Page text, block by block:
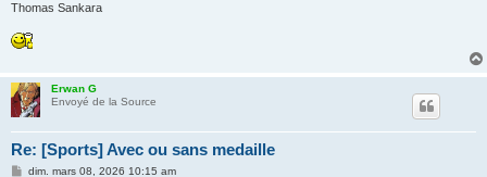
Thomas Sankara
Erwan G
Envoyé de la Source
Re: [Sports] Avec ou sans medaille
Mdim. mars 08, 2026 10:15 am